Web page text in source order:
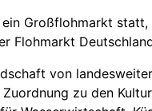
Großflohmarkt
Flohmarkt
von
zu den